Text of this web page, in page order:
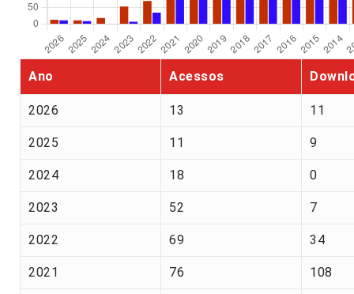
Ano Acessos
2026 13 11
2025 11 9
2024 18 0
2023 52 7
2022 69 34
2021 76 108